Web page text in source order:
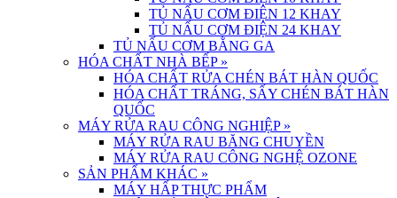
TỦ NẤU CƠM ĐIỆN 12 KHAY
TỦ NẤU CƠM ĐIỆN 24 KHAY
TỦ NẤU CƠM BẰNG GA
HÓA CHẤT NHÀ BẾP »
HÓA CHẤT RỬA CHÉN BÁT HÀN QUỐC
HÓA CHẤT TRÁNG, SẤY CHÉN BÁT HÀN
QUỐC
MÁY RỬA RAU CÔNG NGHIỆP »
MÁY RỬA RAU BĂNG CHUYỀN
MÁY RỬA RAU CÔNG NGHỆ OZONE
SẢN PHẨM KHÁC »
MÁY HẤP THỰC PHẨM